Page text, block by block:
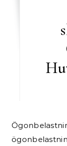
Ögonbelastning, som vanligtvis kallas digital